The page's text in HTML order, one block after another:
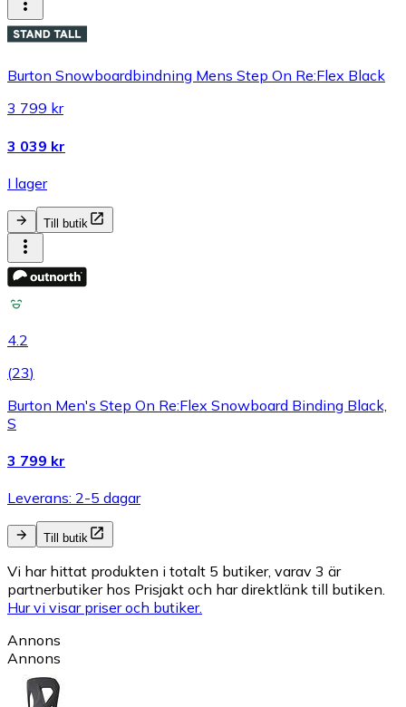
Burton Snowboardbindning Mens Step On Re:Flex Black
3 799 kr
3 039 kr
I lager
Till butik
4.2
(23)
Burton Men's Step On Re:Flex Snowboard Binding Black,
S
3 799 kr
Leverans: 2-5 dagar
Till butik
Vi har hittat produkten i totalt 5 butiker, varav 3 är
partnerbutiker hos Prisjakt och har direktlänk till butiken.
Hur vi visar priser och butiker.
Annons
Annons